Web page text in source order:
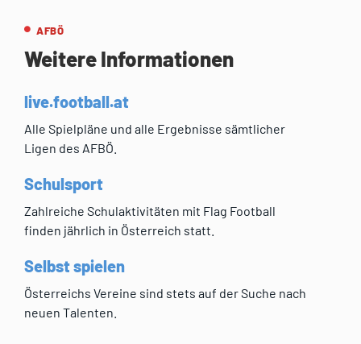
AFBÖ
Weitere Informationen
live.football.at
Alle Spielpläne und alle Ergebnisse sämtlicher
Ligen des AFBÖ.
Schulsport
Zahlreiche Schulaktivitäten mit Flag Football
finden jährlich in Österreich statt.
Selbst spielen
Österreichs Vereine sind stets auf der Suche nach
neuen Talenten.